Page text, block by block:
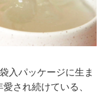
入パッケージに生ま
され続けている、